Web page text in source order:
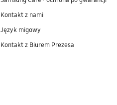
Kontakt z nami
Język migowy
Kontakt z Biurem Prezesa